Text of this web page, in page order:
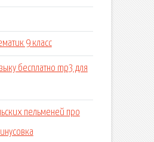
9 класс
бесплатно mp3 для
пельменей про